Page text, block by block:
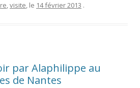
,visite, le 14 février 2013 .
par Alaphilippe au
de Nantes